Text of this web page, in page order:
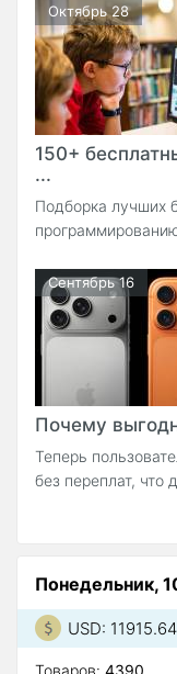
Октябрь 28
150+
...
Подборка лучших
Сентябрь 16
Почему
Теперь
без переплат, что
Понедельник,
USD: 11915.64
Товаров: 4390